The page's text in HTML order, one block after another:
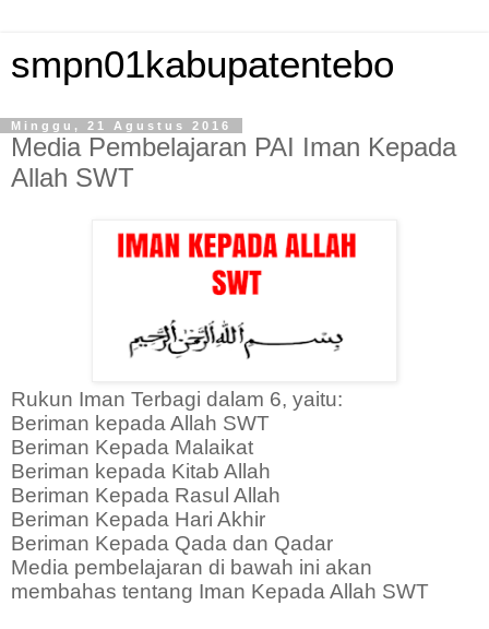
smpn01kabupatentebo
Minggu, 21 Agustus 2016
Media Pembelajaran PAI Iman Kepada
Allah SWT
Rukun Iman Terbagi dalam 6, yaitu:
Beriman kepada Allah SWT
Beriman Kepada Malaikat
Beriman kepada Kitab Allah
Beriman Kepada Rasul Allah
Beriman Kepada Hari Akhir
Beriman Kepada Qada dan Qadar
Media pembelajaran di bawah ini akan
membahas tentang Iman Kepada Allah SWT